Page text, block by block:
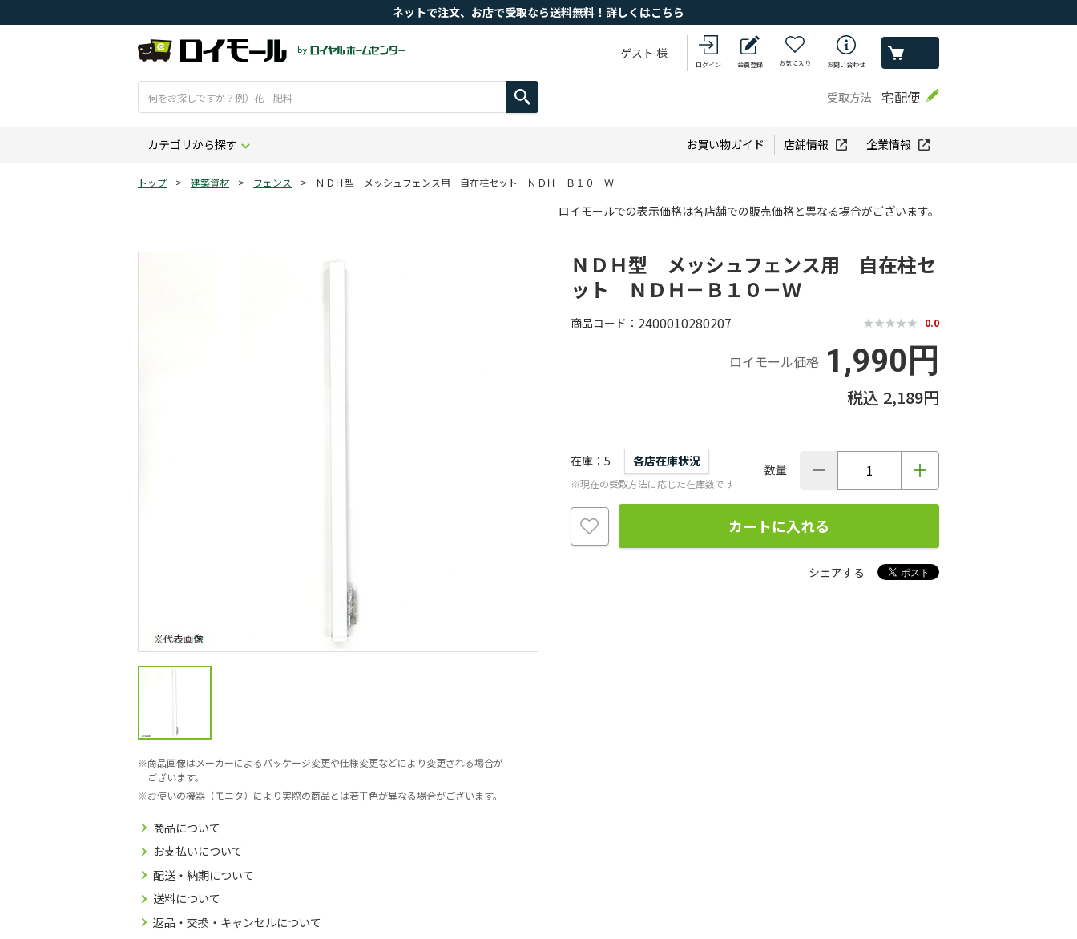
ネットで注文、お店で受取なら送料無料！詳しくはこちら
ゲスト 様
ログイン 会員登録 お気に入り お問い合わせ
受取方法 宅配便
カテゴリから探す お買い物ガイド 店舗情報 企業情報
トップ > 建築資材 > フェンス > ＮＤＨ型 メッシュフェンス用 自在柱セット ＮＤＨ－Ｂ１０－Ｗ
ロイモールでの表示価格は各店舗での販売価格と異なる場合がございます。
商品画像はメーカーによるパッケージ変更や仕様変更などにより変更される場合が
ございます。
お使いの機器（モニタ）により実際の商品とは若干色が異なる場合がございます。
商品について
お支払いについて
配送・納期について
送料について
返品・交換・キャンセルについて
ＮＤＨ型 メッシュフェンス用 自在柱セ
ット ＮＤＨ－Ｂ１０－Ｗ
商品コード 2400010280207 0.0
ロイモール価格 1,990円
2,189円
在庫 5 各店在庫状況
※現在の受取方法に応じた在庫数です
数量
カートに入れる
シェアする